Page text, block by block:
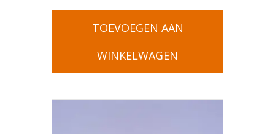
TOEVOEGEN AAN
WINKELWAGEN